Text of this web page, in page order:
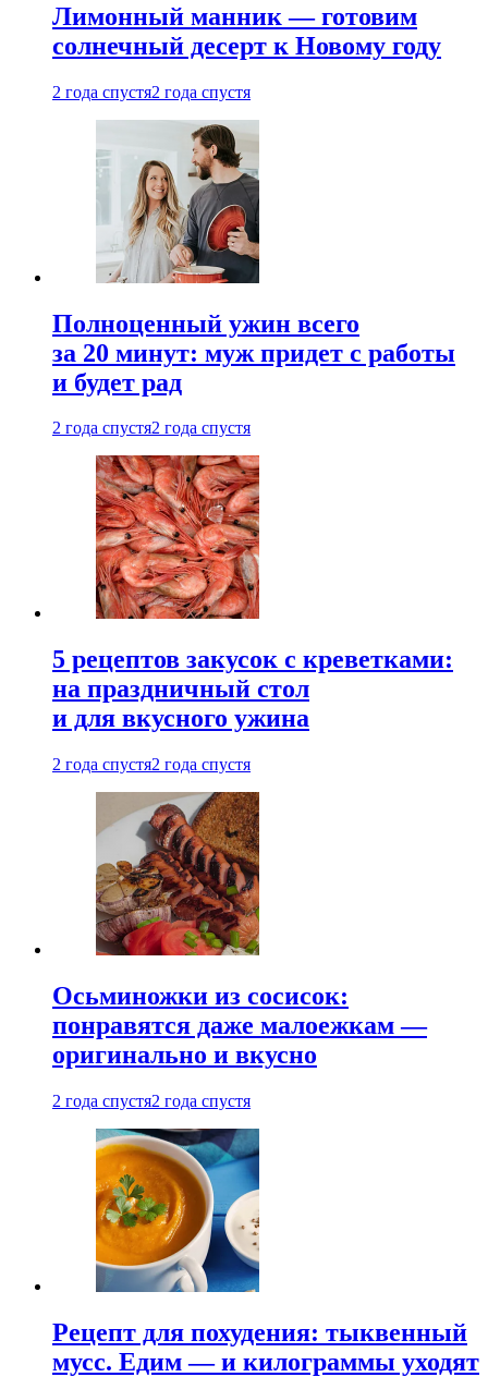
Лимонный манник — готовим
солнечный десерт к Новому году
2 года спустя2 года спустя
Полноценный ужин всего
за 20 минут: муж придет с работы
и будет рад
2 года спустя2 года спустя
5 рецептов закусок с креветками:
на праздничный стол
и для вкусного ужина
2 года спустя2 года спустя
Осьминожки из сосисок:
понравятся даже малоежкам —
оригинально и вкусно
2 года спустя2 года спустя
Рецепт для похудения: тыквенный
мусс. Едим — и килограммы уходят